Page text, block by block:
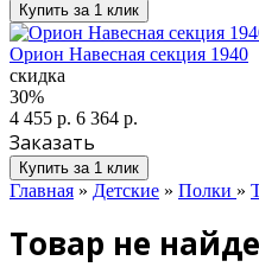
Купить за 1 клик
Орион Навесная секция 1940
скидка
30%
4 455 р. 6 364 р.
Заказать
Купить за 1 клик
Главная » Детские » Полки »
Товар не